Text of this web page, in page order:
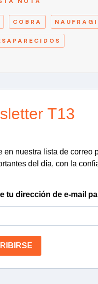
COBRA
T13
en nuestra lista de correo
del día, con la
tu dirección de e-mail